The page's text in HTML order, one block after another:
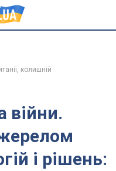
колишній
війни.
і рішень: